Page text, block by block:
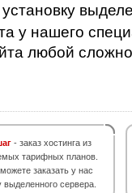
у нашего
любой
- заказ хостинга из
тарифных планов.
заказать у нас
выделенного сервера.